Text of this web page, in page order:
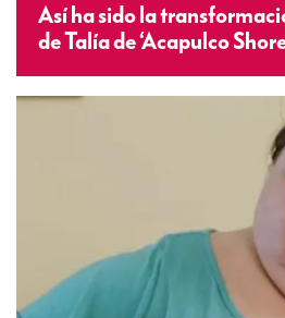
Así ha sido la
de Talía de ‘Acapulco